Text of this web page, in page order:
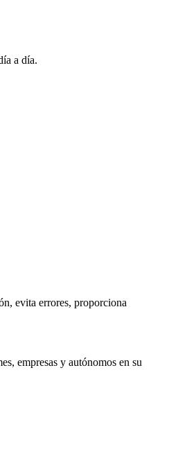
a día.
evita errores, proporciona
empresas y autónomos en su